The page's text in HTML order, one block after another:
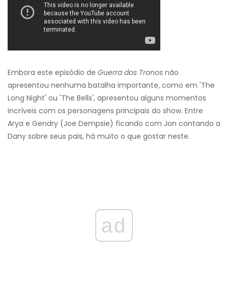
Embora este episódio de Guerra dos Tronos não
apresentou nenhuma batalha importante, como em 'The
Long Night' ou 'The Bells', apresentou alguns momentos
incríveis com os personagens principais do show. Entre
Arya e Gendry (Joe Dempsie) ficando com Jon contando a
Dany sobre seus pais, há muito o que gostar neste.
ad